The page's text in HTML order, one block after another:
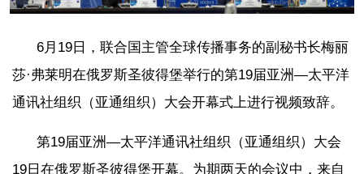
6月19日，联合国主管全球传播事务的副秘书长梅丽
莎·弗莱明在俄罗斯圣彼得堡举行的第19届亚洲—太平洋
通讯社组织（亚通组织）大会开幕式上进行视频致辞。
第19届亚洲—太平洋通讯社组织（亚通组织）大会
19日在俄罗斯圣彼得堡开幕。为期两天的会议中，来自